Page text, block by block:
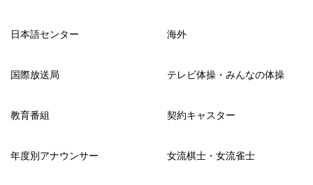
日本語センター 海外
国際放送局 テレビ体操・みんなの体操
教育番組 契約キャスター
年度別アナウンサー 女流棋士・女流雀士